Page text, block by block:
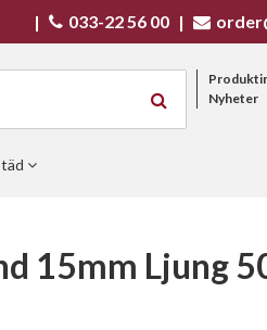
15mm Ljung
| 033-22 56 00 |
Nyheter